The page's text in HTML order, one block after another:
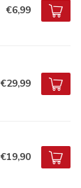
€6,99
€29,99
€19,90